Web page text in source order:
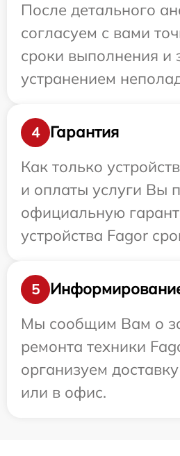
После детального
согласуем с вами
сроки выполнения и
устранением
4
Гарантия
Как только
и оплаты услуги Вы
официальную
устройства Fagor
5
Мы сообщим Вам о
ремонта техники
организуем
или в офис.